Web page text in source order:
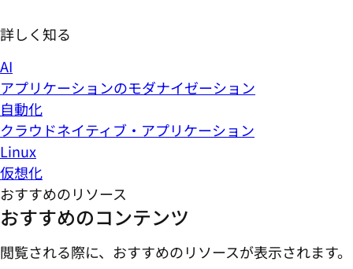
詳しく知る
AI
アプリケーションのモダナイゼーション
自動化
クラウドネイティブ・アプリケーション
Linux
仮想化
おすすめのリソース
おすすめのコンテンツ
閲覧される際に、おすすめのリソースが表示されます。